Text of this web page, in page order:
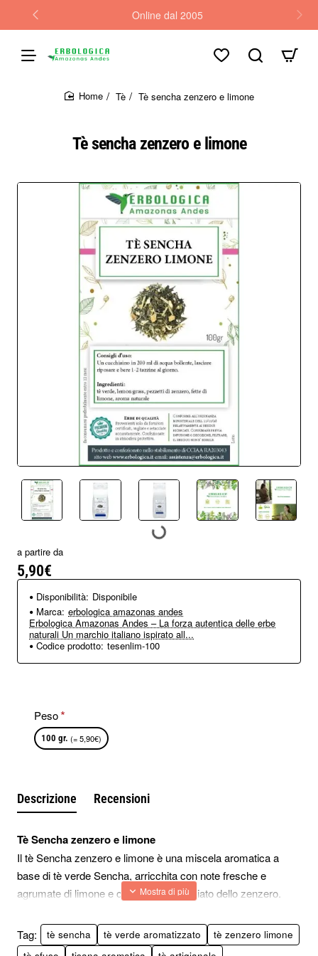
Online dal 2005
Tè sencha zenzero e limone
Tè Tè sencha zenzero e limone
a partire da
5,90€
Disponibilità: Disponibile
Marca: erbologica amazonas andes
Erbologica Amazonas Andes – La forza autentica delle erbe
naturali Un marchio italiano ispirato all...
Codice prodotto: tesenlim-100
Peso
100 gr. (= 5,90€)
Descrizione Recensioni
Tè Sencha zenzero e limone
Il tè Sencha zenzero e limone è una miscela aromatica a
base di tè verde Sencha, arricchita con note fresche e
agrumate di limone e con il profilo speziato dello zenzero.
gustativo, che unisce la delicatezza vegetale del Sencha a
sfumature agrumate e leggermente piccanti.
Tag: tè sencha tè verde aromatizzato
tè zenzero limone